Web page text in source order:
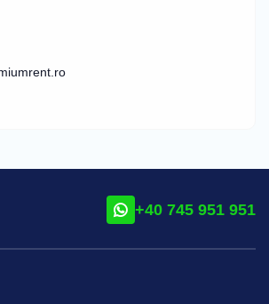
+40 745 951 951